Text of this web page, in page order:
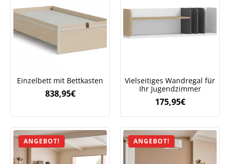
Einzelbett mit Bettkasten
838,95€
Vielseitiges Wandregal für
Ihr Jugendzimmer
175,95€
ANGEBOT! ANGEBOT!